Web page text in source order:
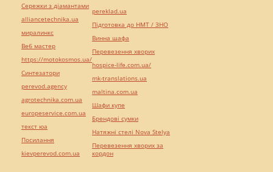
Сережки з діамантами
alliancetechnika.ua
миралинкс
Веб мастер
https://motokosmos.ua/
Синтезатори
perevod.agency
agrotechnika.com.ua
europeservice.com.ua
текст юа
Посилання
kievperevod.com.ua
pereklad.ua
Підготовка до НМТ / ЗНО
Винна шафа
Перевезення хворих
hospice-life.com.ua/
mk-translations.ua
maltina.com.ua
Шафи купе
Брендові сумки
Натяжні стелі Nova Stelya
Перевезення хворих за
кордон